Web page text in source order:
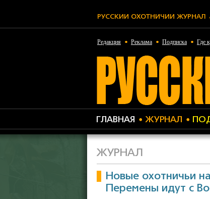
РУССКИЙ ОХОТНИЧИЙ ЖУРНАЛ
Редакция Реклама Подписка Где
ГЛАВНАЯ ЖУРНАЛ
ЖУРНАЛ
Новые охотничьи
Перемены идут с